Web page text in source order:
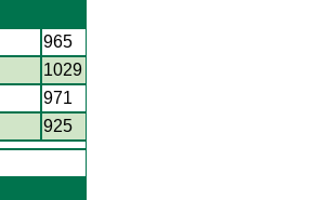
965
1029
971
925